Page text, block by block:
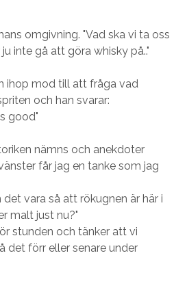
omgivning. "Vad ska vi ta oss
inte gå att göra whisky på.."
ihop mod till att fråga vad
och han svarar:
good"
nämns och anekdoter
får jag en tanke som jag
det vara så att rökugnen är här i
malt just nu?"
stunden och tänker att vi
det förr eller senare under